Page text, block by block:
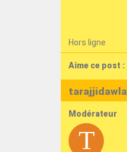
Hors ligne
Aime ce post :
tarajjidawla
Modérateur